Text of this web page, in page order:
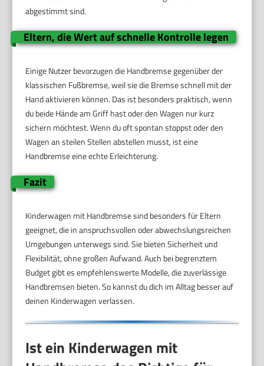
abgestimmt sind.
Eltern, die Wert auf schnelle Kontrolle legen
Einige Nutzer bevorzugen die Handbremse gegenüber der
klassischen Fußbremse, weil sie die Bremse schnell mit der
Hand aktivieren können. Das ist besonders praktisch, wenn
du beide Hände am Griff hast oder den Wagen nur kurz
sichern möchtest. Wenn du oft spontan stoppst oder den
Wagen an steilen Stellen abstellen musst, ist eine
Handbremse eine echte Erleichterung.
Fazit
Kinderwagen mit Handbremse sind besonders für Eltern
geeignet, die in anspruchsvollen oder abwechslungsreichen
Umgebungen unterwegs sind. Sie bieten Sicherheit und
Flexibilität, ohne großen Aufwand. Auch bei begrenztem
Budget gibt es empfehlenswerte Modelle, die zuverlässige
Handbremsen bieten. So kannst du dich im Alltag besser auf
deinen Kinderwagen verlassen.
Ist ein Kinderwagen mit